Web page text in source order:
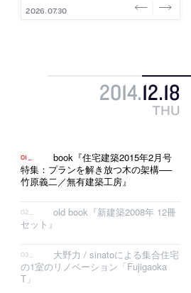
2026.08.03
2026.08.03
2026.07.31
2026.07.30
2026.07.29
2014.12.18
THU
book『住宅建築2015年2月号
特集：プランを解き放つ木の架構──
竹原義二／無有建築工房』
old book『新建築2008年 12冊
セット』
大野力 / sinatoによる集合住宅
の1室のリノベーション「Fujigaoka
T」